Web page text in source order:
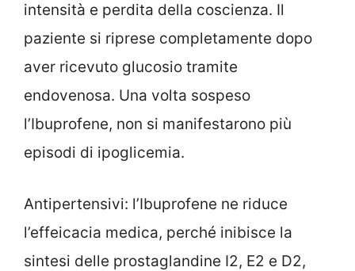
intensità e perdita della coscienza. Il
paziente si riprese completamente dopo
aver ricevuto glucosio tramite
endovenosa. Una volta sospeso
l’Ibuprofene, non si manifestarono più
episodi di ipoglicemia.
Antipertensivi: l’Ibuprofene ne riduce
l’effeicacia medica, perché inibisce la
sintesi delle prostaglandine I2, E2 e D2,